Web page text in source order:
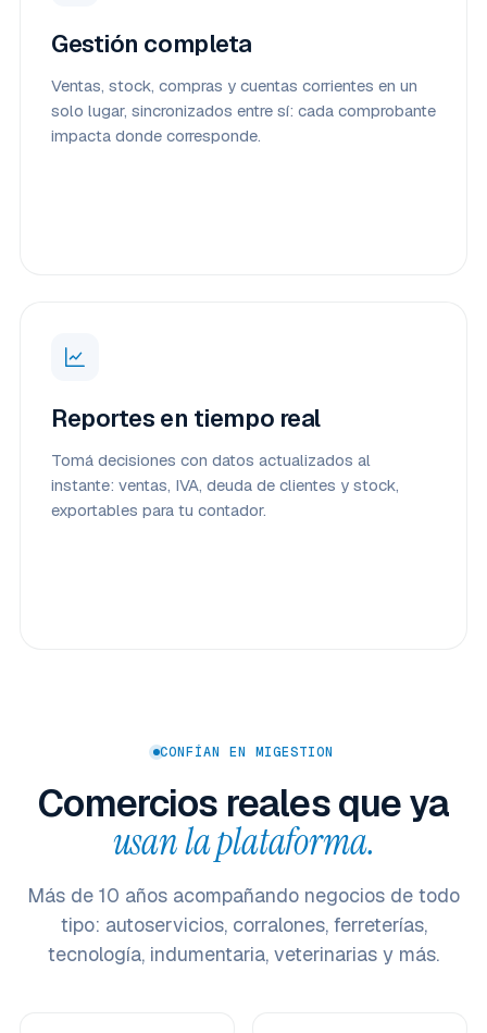
Gestión completa
Ventas, stock, compras y cuentas corrientes en un
solo lugar, sincronizados entre sí: cada comprobante
impacta donde corresponde.
Reportes en tiempo real
Tomá decisiones con datos actualizados al
instante: ventas, IVA, deuda de clientes y stock,
exportables para tu contador.
CONFÍAN EN MIGESTION
Comercios reales que ya
usan la plataforma.
Más de 10 años acompañando negocios de todo
tipo: autoservicios, corralones, ferreterías,
tecnología, indumentaria, veterinarias y más.